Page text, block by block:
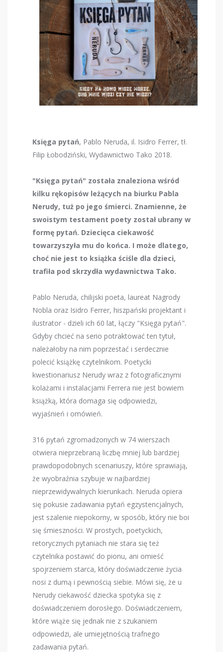
Księga pytań, Pablo Neruda, il. Isidro Ferrer, tł.
Filip Łobodziński, Wydawnictwo Tako 2018.
"Księga pytań" została znaleziona wśród
kilku rękopisów leżących na biurku Pabla
Nerudy, tuż po jego śmierci. Znamienne, że
swoistym testament poety został ubrany w
formę pytań. Dziecięca ciekawość
towarzyszyła mu do końca. I może dlatego,
choć nie jest to książka ściśle dla dzieci,
trafiła pod skrzydła wydawnictwa Tako.
Pablo Neruda, chilijski poeta, laureat Nagrody
Nobla oraz Isidro Ferrer, hiszpański projektant i
ilustrator - dzieli ich 60 lat, łączy "Księga pytań".
Gdyby chcieć na serio potraktować ten tytuł,
należałoby na nim poprzestać i serdecznie
polecić książkę czytelnikom. Poetycki
kwestionariusz Nerudy wraz z fotograficznymi
kolażami i instalacjami Ferrera nie jest bowiem
książką, która domaga się odpowiedzi,
wyjaśnień i omówień.
316 pytań zgromadzonych w 74 wierszach
otwiera nieprzebraną liczbę mniej lub bardziej
prawdopodobnych scenariuszy, które sprawiają,
że wyobraźnia szybuje w najbardziej
nieprzewidywalnych kierunkach. Neruda opiera
się pokusie zadawania pytań egzystencjalnych,
jest szalenie niepokorny, w sposób, który nie boi
się śmieszności. W prostych, poetyckich,
retorycznych pytaniach nie stara się też
czytelnika postawić do pionu, ani omieść
spojrzeniem starca, który doświadczenie życia
nosi z dumą i pewnością siebie. Mówi się, że u
Nerudy ciekawość dziecka spotyka się z
doświadczeniem dorosłego. Doświadczeniem,
które wiąże się jednak nie z szukaniem
odpowiedzi, ale umiejętnością trafnego
zadawania pytań.